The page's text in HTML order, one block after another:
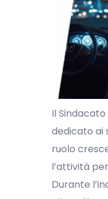
Il
dedicato ai
ruolo
l’attività
Durante